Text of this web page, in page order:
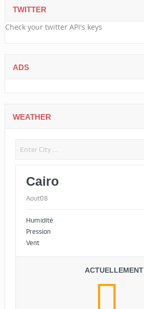
TWITTER
Check your twitter API's keys
ADS
WEATHER
Cairo
Aout08
Humidité
Pression
Vent
ACTUELLEMENT